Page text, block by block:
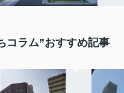
コラム”おすすめ記事